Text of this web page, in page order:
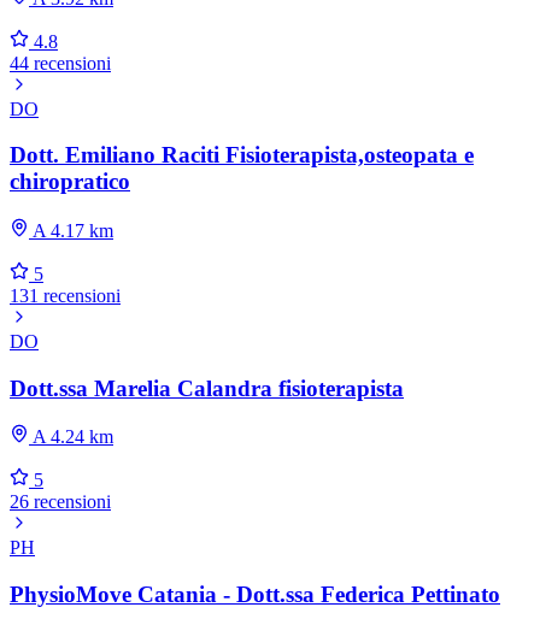
4.8
44 recensioni
DO
Dott. Emiliano Raciti Fisioterapista,osteopata e
chiropratico
A 4.17 km
5
131 recensioni
DO
Dott.ssa Marelia Calandra fisioterapista
A 4.24 km
5
26 recensioni
PH
PhysioMove Catania - Dott.ssa Federica Pettinato